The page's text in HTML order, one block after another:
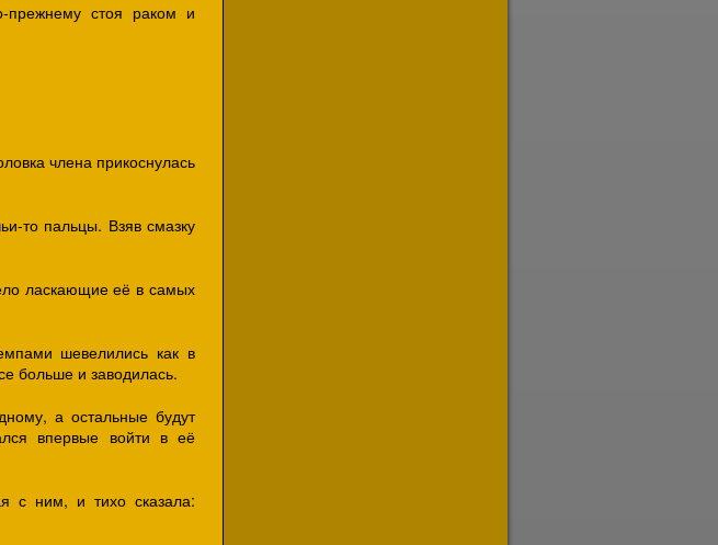
стоя раком и
члена прикоснулась
то пальцы. Взяв смазку
ласкающие её в самых
шевелились как в
больше и заводилась.
а остальные будут
впервые войти в её
с ним, и тихо сказала: